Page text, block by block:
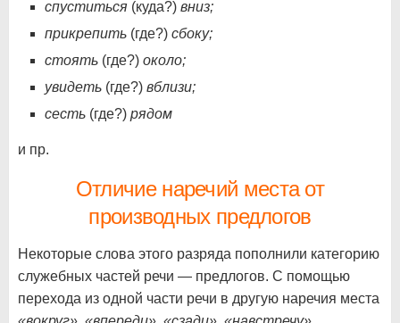
спуститься (куда?) вниз;
прикрепить (где?) сбоку;
стоять (где?) около;
увидеть (где?) вблизи;
сесть (где?) рядом
и пр.
Отличие наречий места от
производных предлогов
Некоторые слова этого разряда пополнили категорию
служебных частей речи — предлогов. С помощью
перехода из одной части речи в другую наречия места